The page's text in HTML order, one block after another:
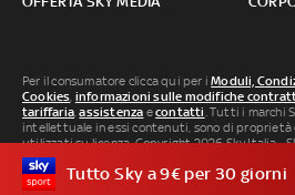
Per il consumatore clicca qui per iModuli,
Cookies, informazioni sulle modifiche
tariffaria,assistenza econtatti. Tutti i marchi
intellettuale in essi contenuti, sono di proprietà
utilizzati su licenza. Copyright 2026 Sky Italia -
20138 Milano P.IVA 04619241005. SkyTG24:
3035-1545.Segnalazione Abusi
Tutto Sky a 9€ per 30 giorni